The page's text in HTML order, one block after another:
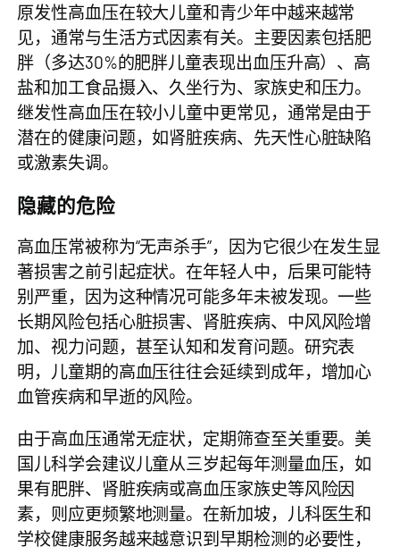
原发性高血压在较大儿童和青少年中越来越常
见，通常与生活方式因素有关。主要因素包括肥
胖（多达30%的肥胖儿童表现出血压升高）、高
盐和加工食品摄入、久坐行为、家族史和压力。
继发性高血压在较小儿童中更常见，通常是由于
潜在的健康问题，如肾脏疾病、先天性心脏缺陷
或激素失调。
隐藏的危险
高血压常被称为“无声杀手”，因为它很少在发生显
著损害之前引起症状。在年轻人中，后果可能特
别严重，因为这种情况可能多年未被发现。一些
长期风险包括心脏损害、肾脏疾病、中风风险增
加、视力问题，甚至认知和发育问题。研究表
明，儿童期的高血压往往会延续到成年，增加心
血管疾病和早逝的风险。
由于高血压通常无症状，定期筛查至关重要。美
国儿科学会建议儿童从三岁起每年测量血压，如
果有肥胖、肾脏疾病或高血压家族史等风险因
素，则应更频繁地测量。在新加坡，儿科医生和
学校健康服务越来越意识到早期检测的必要性，